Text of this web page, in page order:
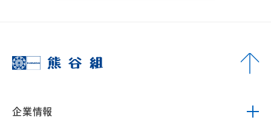
企業情報